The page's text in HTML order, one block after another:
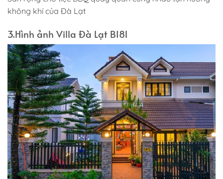
không khí của Đà Lạt
3.Hình ảnh Villa Đà Lạt BI81